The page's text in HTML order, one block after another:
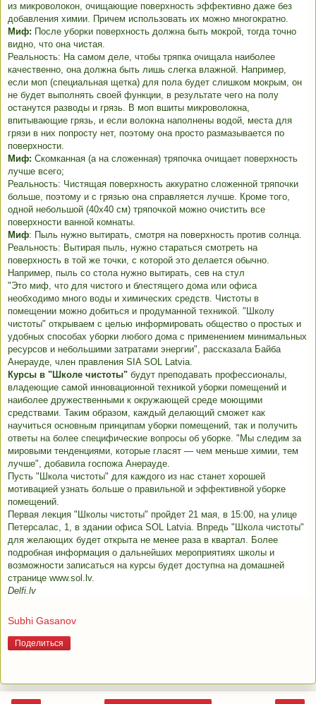
из микроволокон, очищающие поверхность эффективно даже без
добавления химии. Причем использовать их можно многократно.
Миф: После уборки поверхность должна быть мокрой, тогда точно
видно, что она чистая.
Реальность: На самом деле, чтобы тряпка очищала наиболее
качественно, она должна быть лишь слегка влажной. Например,
если моп (специальная щетка) для пола будет слишком мокрым, он
не будет выполнять своей функции, в результате чего на полу
останутся разводы и грязь. В моп вшиты микроволокна,
впитывающие грязь, и если волокна наполнены водой, места для
грязи в них попросту нет, поэтому она просто размазывается по
поверхности.
Миф: Скомканная (а на сложенная) тряпочка очищает поверхность
лучше всего;
Реальность: Чистящая поверхность аккуратно сложенной тряпочки
больше, поэтому и с грязью она справляется лучше. Кроме того,
одной небольшой (40x40 см) тряпочкой можно очистить все
поверхности ванной комнаты.
Миф: Пыль нужно вытирать, смотря на поверхность против солнца.
Реальность: Вытирая пыль, нужно стараться смотреть на
поверхность в той же точки, с которой это делается обычно.
Например, пыль со стола нужно вытирать, сев на стул
"Это миф, что для чистого и блестящего дома или офиса
необходимо много воды и химических средств. Чистоты в
помещении можно добиться и продуманной техникой. "Школу
чистоты" открываем с целью информировать общество о простых и
удобных способах уборки любого дома с применением минимальных
ресурсов и небольшими затратами энергии", рассказала Байба
Анерауде, член правления SIA SOL Latvia.
Курсы в "Школе чистоты" будут преподавать профессионалы,
владеющие самой инновационной техникой уборки помещений и
наиболее дружественными к окружающей среде моющими
средствами. Таким образом, каждый делающий сможет как
научиться основным принципам уборки помещений, так и получить
ответы на более специфические вопросы об уборке. "Мы следим за
мировыми тенденциями, которые гласят — чем меньше химии, тем
лучше", добавила госпожа Анерауде.
Пусть "Школа чистоты" для каждого из нас станет хорошей
мотивацией узнать больше о правильной и эффективной уборке
помещений.
Первая лекция "Школы чистоты" пройдет 21 мая, в 15:00, на улице
Петерсалас, 1, в здании офиса SOL Latvia. Впредь "Школа чистоты"
для желающих будет открыта не менее раза в квартал. Более
подробная информация о дальнейших мероприятиях школы и
возможности записаться на курсы будет доступна на домашней
странице www.sol.lv.
Delfi.lv
Subhi Gasanov
Поделиться